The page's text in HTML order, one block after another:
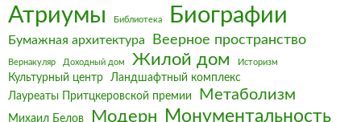
Атриумы Библиотека Биографии
Бумажная архитектура Веерное пространство
Вернакуляр Доходный дом Жилой дом Историзм
Культурный центр
Ландшафтный комплекс
Лауреаты Притцкеровской премии
Метаболизм
Михаил Белов Модерн Монументальность